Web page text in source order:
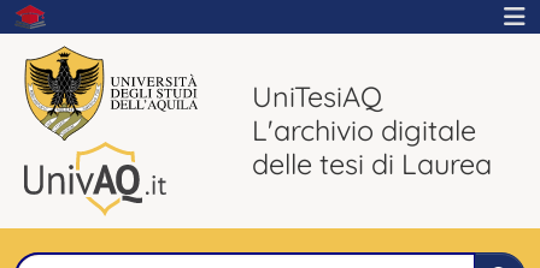
UniTesiAQ
L'archivio digitale
delle tesi di Laurea